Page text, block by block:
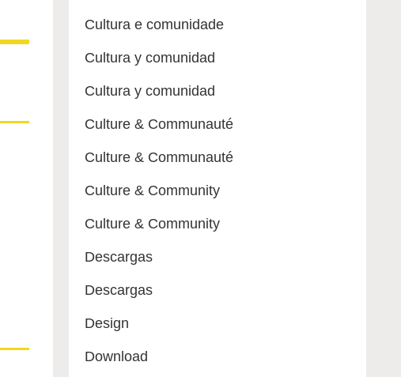
Cultura e comunidade
Cultura y comunidad
Cultura y comunidad
Culture & Communauté
Culture & Communauté
Culture & Community
Culture & Community
Descargas
Descargas
Design
Download